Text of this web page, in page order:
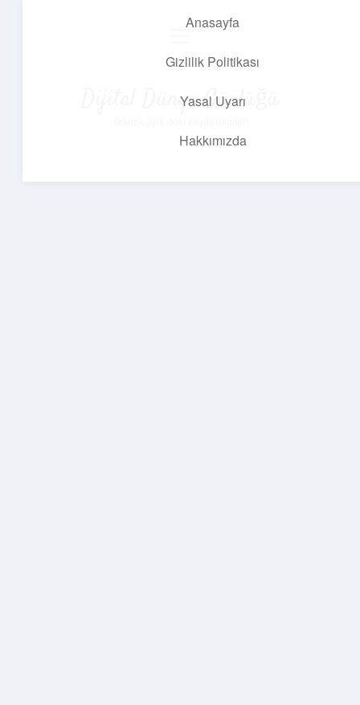
Anasayfa
Gizlilik Politikası
Yasal Uyarı
Hakkımızda
Dijital Dünya Günlüğü